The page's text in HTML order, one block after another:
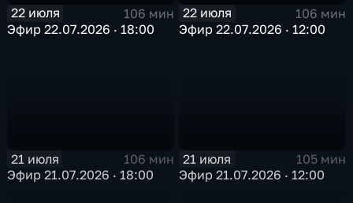
22 июля
106 мин
Эфир 22.07.2026 · 18:00
22 июля
106 мин
Эфир 22.07.2026 · 12:00
21 июля
106 мин
Эфир 21.07.2026 · 18:00
21 июля
105 мин
Эфир 21.07.2026 · 12:00